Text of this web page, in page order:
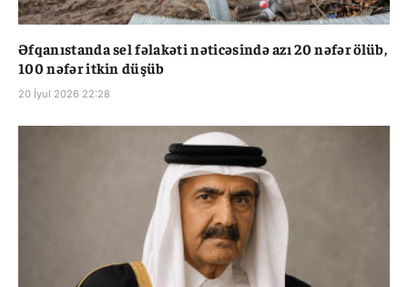
Əfqanıstanda sel fəlakəti nəticəsində azı 20 nəfər ölüb,
100 nəfər itkin düşüb
20 İyul 2026 22:28